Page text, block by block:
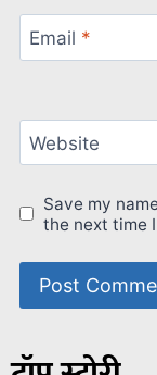
Email *
Website
Save my
the next time